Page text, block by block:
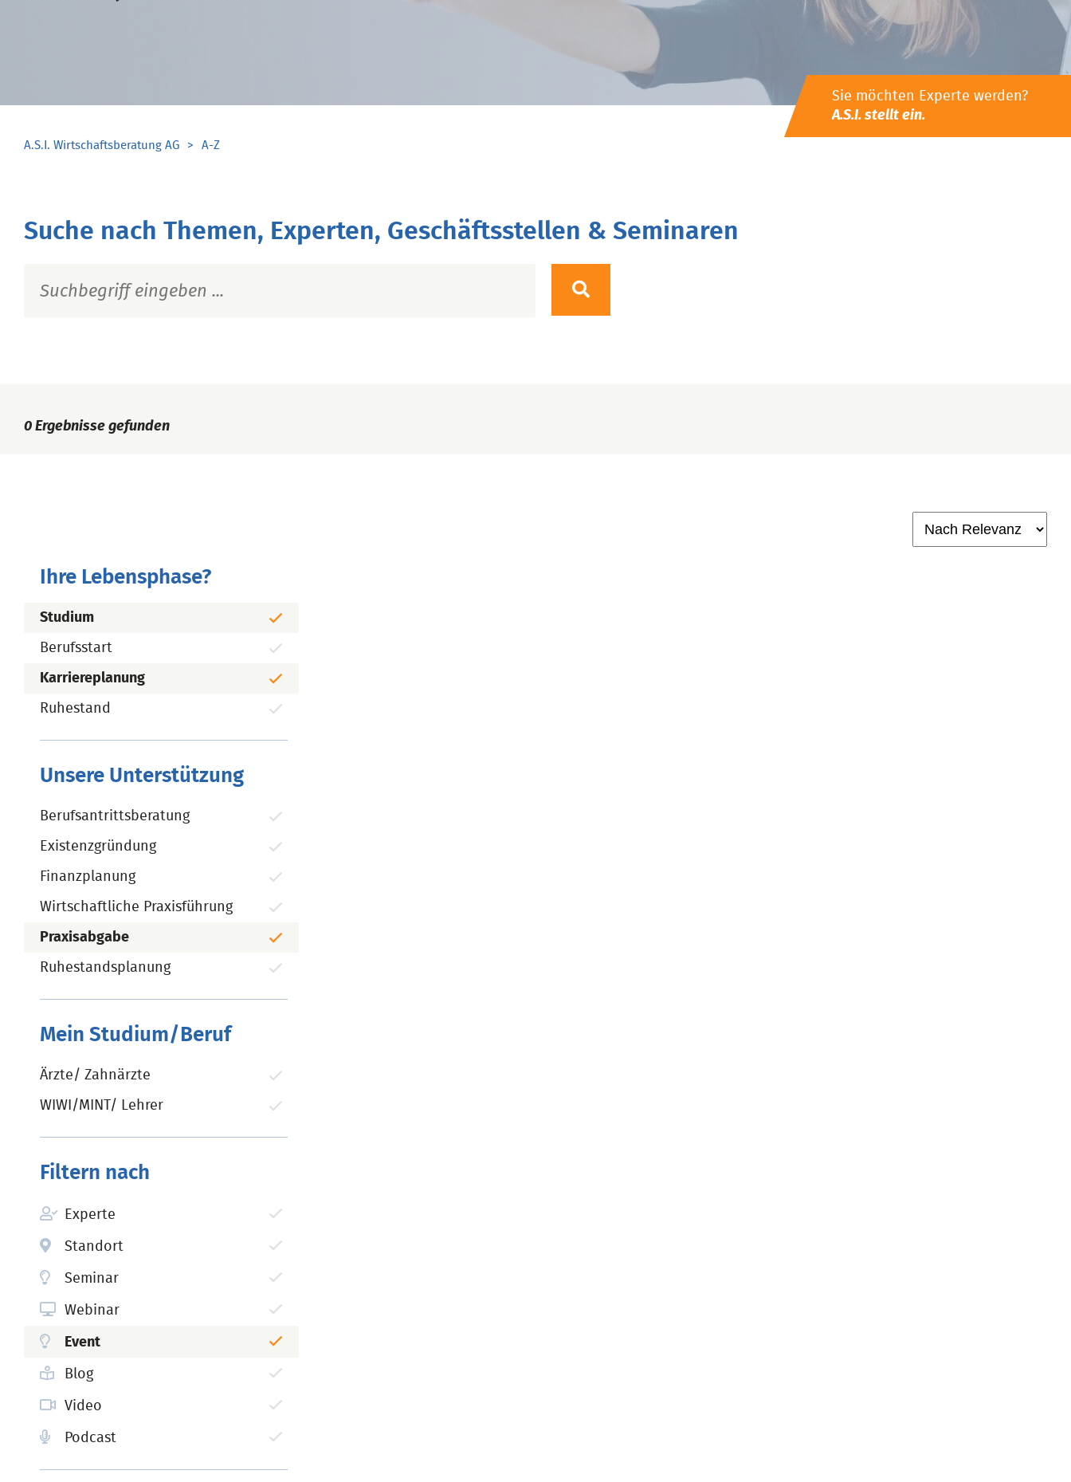
Sie möchten Experte werden?
A.S.I. stellt ein.
A.S.I. Wirtschaftsberatung AG A-Z
Suche nach Themen, Experten, Geschäftsstellen & Seminaren
0 Ergebnisse gefunden
Ihre Lebensphase?
Studium
Berufsstart
Karriereplanung
Ruhestand
Unsere Unterstützung
Berufsantrittsberatung
Existenzgründung
Finanzplanung
Wirtschaftliche Praxisführung
Praxisabgabe
Ruhestandsplanung
Mein Studium/Beruf
Ärzte/ Zahnärzte
WIWI/MINT/ Lehrer
Filtern nach
Experte
Standort
Seminar
Webinar
Event
Blog
Video
Podcast